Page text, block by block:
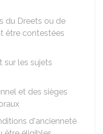
du Dreets ou de
être contestées
sur les sujets
et des sièges
d'ancienneté